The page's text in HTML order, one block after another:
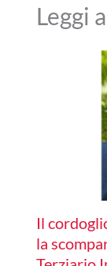
Leggi
Il
la